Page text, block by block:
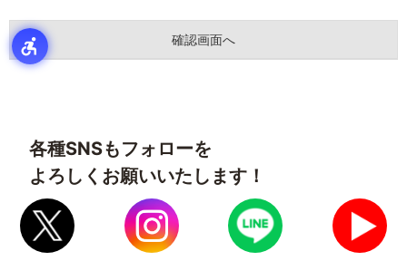
各種SNSもフォローを
よろしくお願いいたします！